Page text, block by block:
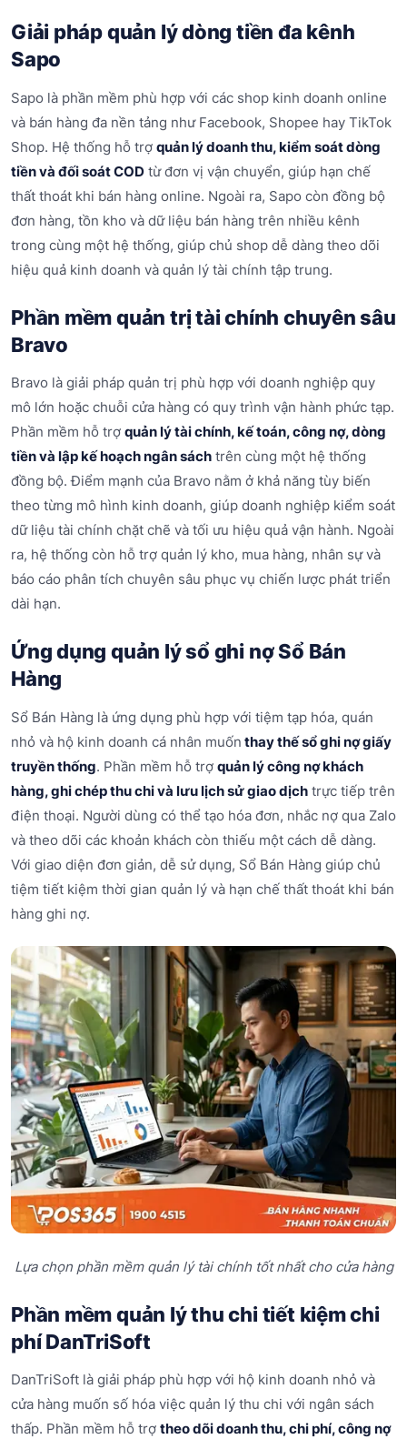
Giải pháp quản lý dòng tiền đa kênh
Sapo
Sapo là phần mềm phù hợp với các shop kinh doanh online
và bán hàng đa nền tảng như Facebook, Shopee hay TikTok
Shop. Hệ thống hỗ trợ quản lý doanh thu, kiểm soát dòng
tiền và đối soát COD từ đơn vị vận chuyển, giúp hạn chế
thất thoát khi bán hàng online. Ngoài ra, Sapo còn đồng bộ
đơn hàng, tồn kho và dữ liệu bán hàng trên nhiều kênh
trong cùng một hệ thống, giúp chủ shop dễ dàng theo dõi
hiệu quả kinh doanh và quản lý tài chính tập trung.
Phần mềm quản trị tài chính chuyên sâu
Bravo
Bravo là giải pháp quản trị phù hợp với doanh nghiệp quy
mô lớn hoặc chuỗi cửa hàng có quy trình vận hành phức tạp.
Phần mềm hỗ trợ quản lý tài chính, kế toán, công nợ, dòng
tiền và lập kế hoạch ngân sách trên cùng một hệ thống
đồng bộ. Điểm mạnh của Bravo nằm ở khả năng tùy biến
theo từng mô hình kinh doanh, giúp doanh nghiệp kiểm soát
dữ liệu tài chính chặt chẽ và tối ưu hiệu quả vận hành. Ngoài
ra, hệ thống còn hỗ trợ quản lý kho, mua hàng, nhân sự và
báo cáo phân tích chuyên sâu phục vụ chiến lược phát triển
dài hạn.
Ứng dụng quản lý sổ ghi nợ Sổ Bán
Hàng
Sổ Bán Hàng là ứng dụng phù hợp với tiệm tạp hóa, quán
nhỏ và hộ kinh doanh cá nhân muốn thay thế sổ ghi nợ giấy
truyền thống. Phần mềm hỗ trợ quản lý công nợ khách
hàng, ghi chép thu chi và lưu lịch sử giao dịch trực tiếp trên
điện thoại. Người dùng có thể tạo hóa đơn, nhắc nợ qua Zalo
và theo dõi các khoản khách còn thiếu một cách dễ dàng.
Với giao diện đơn giản, dễ sử dụng, Sổ Bán Hàng giúp chủ
tiệm tiết kiệm thời gian quản lý và hạn chế thất thoát khi bán
hàng ghi nợ.
Lựa chọn phần mềm quản lý tài chính tốt nhất cho cửa hàng
Phần mềm quản lý thu chi tiết kiệm chi
phí DanTriSoft
DanTriSoft là giải pháp phù hợp với hộ kinh doanh nhỏ và
cửa hàng muốn số hóa việc quản lý thu chi với ngân sách
thấp. Phần mềm hỗ trợ theo dõi doanh thu, chi phí, công nợ